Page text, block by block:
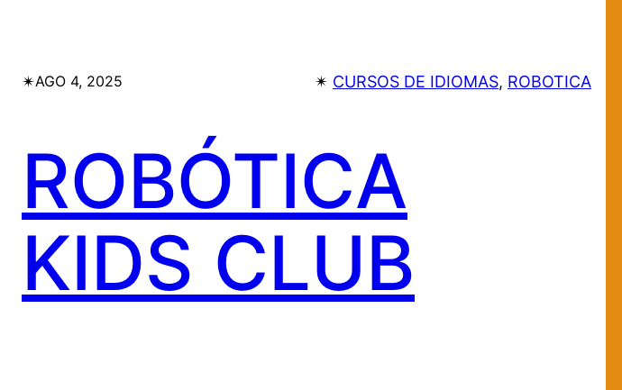
✴︎AGO 4, 2025 ✴︎ CURSOS DE IDIOMAS, ROBOTICA
ROBÓTICA
KIDS CLUB